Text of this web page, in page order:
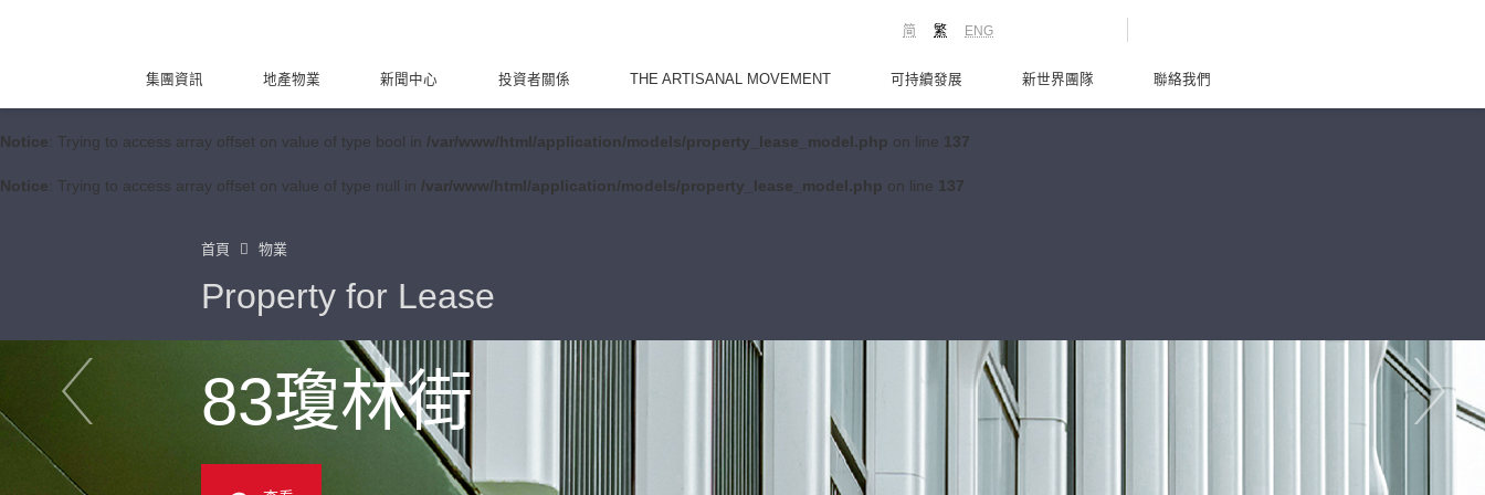
Notice: Trying to access array offset on value of type bool in /var/www/html/application/models/property_lease_model.php on line 137
Notice: Trying to access array offset on value of type null in /var/www/html/application/models/property_lease_model.php on line 137
ENG
繁
简
集團資訊 地產物業 新聞中心 投資者關係 THE ARTISANAL MOVEMENT 可持續發展 新世界團隊 聯絡我們
首頁 物業
Property for Lease
83瓊林街